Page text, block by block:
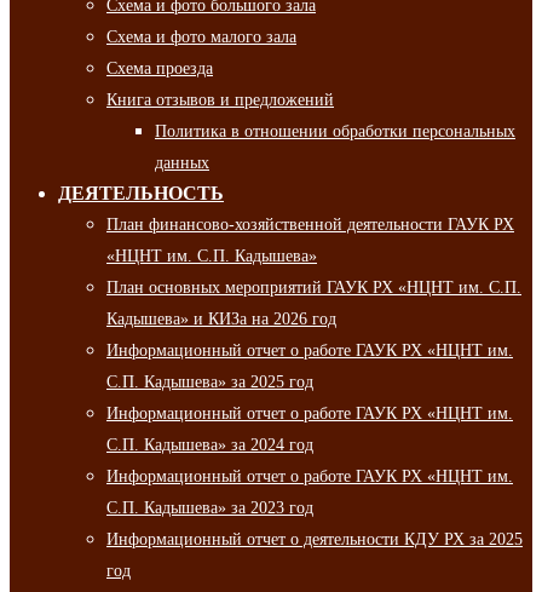
Схема и фото большого зала
Схема и фото малого зала
Схема проезда
Книга отзывов и предложений
Политика в отношении обработки персональных
данных
ДЕЯТЕЛЬНОСТЬ
План финансово-хозяйственной деятельности ГАУК РХ
«НЦНТ им. С.П. Кадышева»
План основных мероприятий ГАУК РХ «НЦНТ им. С.П.
Кадышева» и КИЗа на 2026 год
Информационный отчет о работе ГАУК РХ «НЦНТ им.
С.П. Кадышева» за 2025 год
Информационный отчет о работе ГАУК РХ «НЦНТ им.
С.П. Кадышева» за 2024 год
Информационный отчет о работе ГАУК РХ «НЦНТ им.
С.П. Кадышева» за 2023 год
Информационный отчет о деятельности КДУ РХ за 2025
год